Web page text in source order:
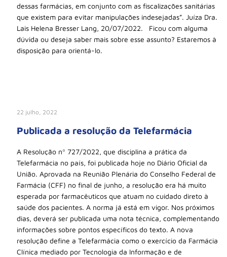
dessas farmácias, em conjunto com as fiscalizações sanitárias
que existem para evitar manipulações indesejadas”. Juíza Dra.
Lais Helena Bresser Lang, 20/07/2022. Ficou com alguma
dúvida ou deseja saber mais sobre esse assunto? Estaremos à
disposição para orientá-lo.
22 julho, 2022
Publicada a resolução da Telefarmácia
A Resolução nº 727/2022, que disciplina a prática da
Telefarmácia no país, foi publicada hoje no Diário Oficial da
União. Aprovada na Reunião Plenária do Conselho Federal de
Farmácia (CFF) no final de junho, a resolução era há muito
esperada por farmacêuticos que atuam no cuidado direto à
saúde dos pacientes. A norma já está em vigor. Nos próximos
dias, deverá ser publicada uma nota técnica, complementando
informações sobre pontos específicos do texto. A nova
resolução define a Telefarmácia como o exercício da Farmácia
Clínica mediado por Tecnologia da Informação e de